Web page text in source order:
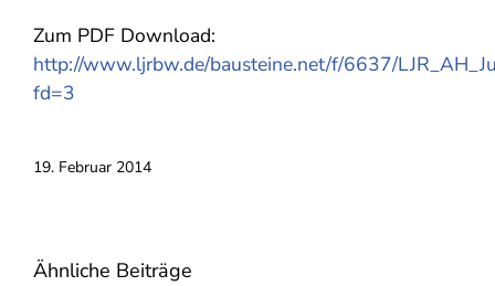
Zum PDF Download:
http://www.ljrbw.de/bausteine.net/f/6637/
fd=3
19. Februar 2014
Ähnliche Beiträge